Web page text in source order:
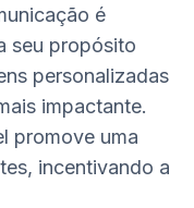
é
seu propósito
personalizadas
impactante.
promove uma
incentivando a